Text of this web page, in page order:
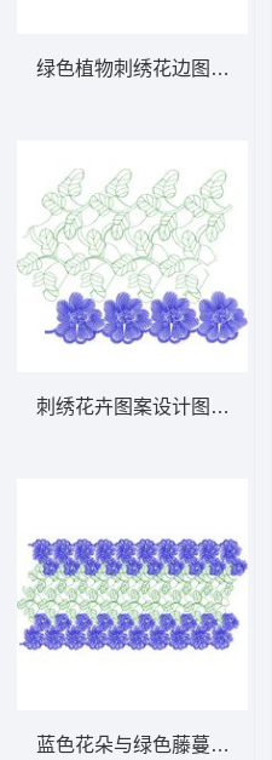
床上用品花边窗
床上用品花边窗
用品花边窗帘
绿色植物刺绣花边图案 免
刺绣花卉图案设计图 免费
蓝色花朵与绿色藤蔓图案